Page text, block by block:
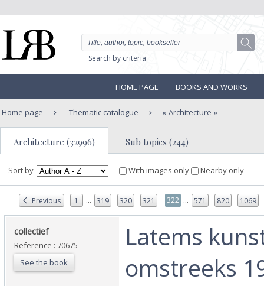
Search by criteria
HOME PAGE BOOKS AND WORKS
Home page Thematic catalogue Architecture
Architecture (32996) Sub topics (244)
Sort by With images only Nearby only
Previous 1 ... 319 320 321 322 ... 571 820 1069
‎collectief‎
Reference : 70675
See the book
‎Latems
omstreeks